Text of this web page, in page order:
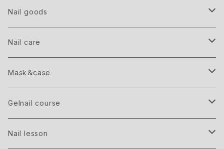
GRAND
Nail goods
Point parts
Shell
flake
Studs
Nail care
Hand＆Body cream
Bijouシリーズ
Lip balm
Mask＆case
Greige
Gray
Gelnail course
Bridal gift ticket
Nail lesson